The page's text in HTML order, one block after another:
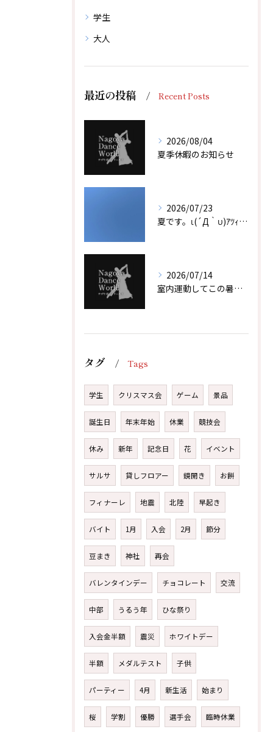
学生
大人
最近の投稿 Recent Posts
2026/08/04
夏季休暇のお知らせ
2026/07/23
夏です。ι(´Д｀υ)ｱﾂｨｰ！！
2026/07/14
室内運動してこの暑い夏を乗り越えよう！！
タグ Tags
学生 クリスマス会 ゲーム 景品
誕生日 年末年始 休業 競技会
休み 新年 記念日 花 イベント
サルサ 貸しフロアー 鏡開き お餅
フィナーレ 地震 北陸 早起き
バイト 1月 入会 2月 節分
豆まき 神社 再会
バレンタインデー チョコレート 交流
中部 うるう年 ひな祭り
入会金半額 震災 ホワイトデー
半額 メダルテスト 子供
パーティー 4月 新生活 始まり
桜 学割 優勝 選手会 臨時休業
体験レッスン後、その場でご入会で1,000円引！
体験レッスン後、その場でご入会で1,000円引！